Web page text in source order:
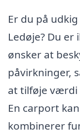
Er du på
Ledøje? Du er
ønsker at
påvirkninger,
at tilføje værdi
En carport
kombinerer